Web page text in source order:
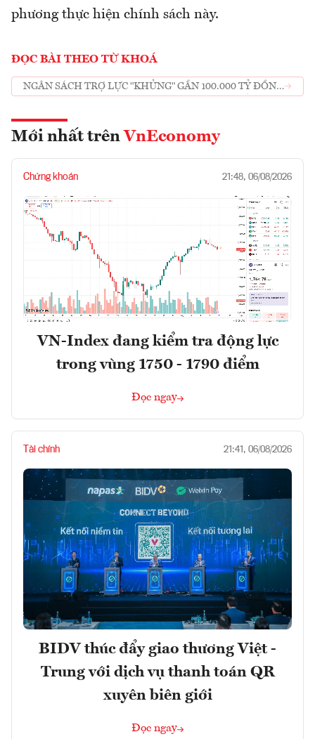
phương thực hiện chính sách này.
ĐỌC BÀI THEO TỪ KHOÁ
NGÂN SÁCH TRỢ LỰC "KHỦNG" GẦN 100.000 TỶ ĐỒNG
Mới nhất trên VnEconomy
Chứng khoán 21:48, 06/08/2026
VN-Index đang kiểm tra động lực
trong vùng 1750 - 1790 điểm
Đọc ngay
Tài chính 21:41, 06/08/2026
BIDV thúc đẩy giao thương Việt -
Trung với dịch vụ thanh toán QR
xuyên biên giới
Đọc ngay